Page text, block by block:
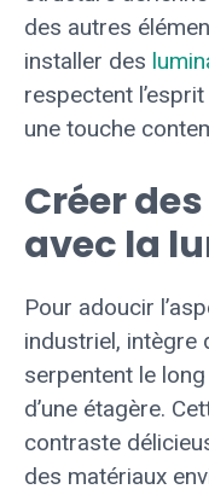
des autres
installer des
respectent
une touche
Créer
avec la
Pour adoucir
industriel, intègre
serpentent le
d’une étagère.
contraste
des matériaux